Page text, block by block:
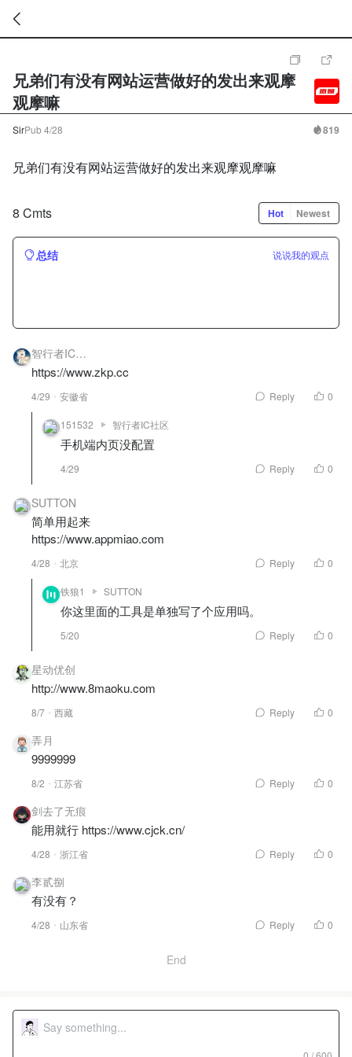
兄弟们有没有网站运营做好的发出来观摩
观摩嘛
SirPub4/28 819
兄弟们有没有网站运营做好的发出来观摩观摩嘛
8 Cmts Hot Newest
总结 说说我的观点
智行者IC社
区https://www.zkp.cc
4/29 安徽省 Reply 0
151532 智行者IC社区
手机端内页没配置
4/29 Reply 0
SUTTON
简单用起来
https://www.appmiao.com
4/28 北京 Reply 0
铁狼1 SUTTON
你这里面的工具是单独写了个应用吗。
5/20 Reply 0
星动优创
http://www.8maoku.com
8/7 西藏 Reply 0
弄月
9999999
8/2 江苏省 Reply 0
剑去了无痕
能用就行 https://www.cjck.cn/
4/28 浙江省 Reply 0
李贰捌
有没有？
4/28 山东省 Reply 0
End